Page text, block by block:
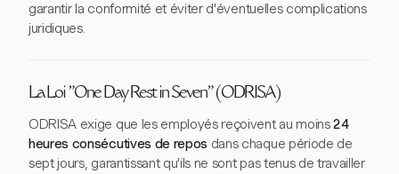
garantir la conformité et éviter d'éventuelles complications
juridiques.
La Loi "One Day Rest in Seven" (ODRISA)
ODRISA exige que les employés reçoivent au moins24
heures consécutives de repos dans chaque période de
sept jours, garantissant qu'ils ne sont pas tenus de travailler